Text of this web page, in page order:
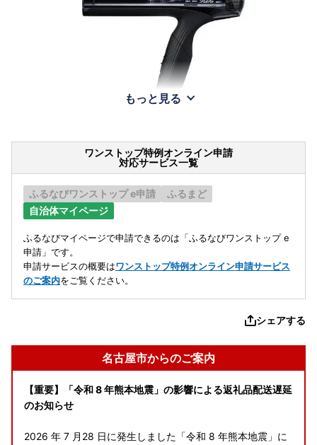
もっと見る
ワンストップ特例オンライン申請
対応サービス一覧
ふるなびワンストップ e申請
ふるまど
自治体マイページ
ふるなびマイページで申請できるのは「ふるなびワンストップ e
申請」です。
申請サービスの概要はワンストップ特例オンライン申請サービス
のご案内をご覧ください。
シェアする
名古屋市からのご案内
【重要】「令和 8 年熊本地震」の影響による返礼品配送遅延
のお知らせ
2026 年 7 月28 日に発生しました「令和 8 年熊本地震」に